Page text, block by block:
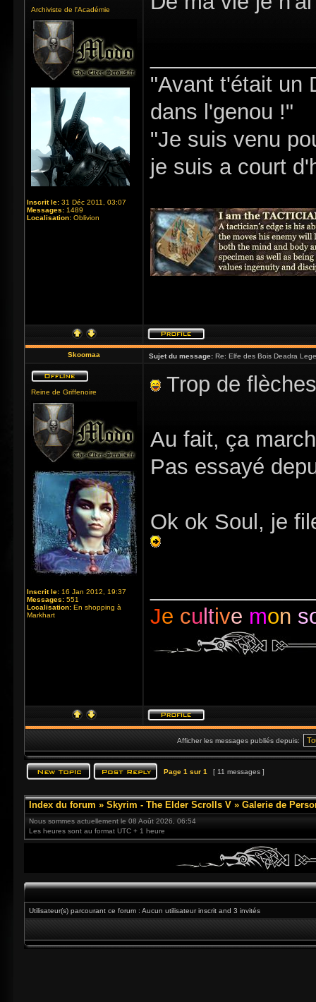
Archiviste de l'Académie
Inscrit le: 31 Déc 2011, 03:07
Messages: 1489
Localisation: Oblivion
"Avant t'était un
dans l'genou !"
"Je suis venu
je suis a court
Skoomaa Sujet du message: Re: Elfe des Bois Deadra
Reine de Griffenoire
Inscrit le: 16 Jan 2012, 19:37
Messages: 551
Localisation: En shopping à
Markhart
Trop de
Au fait, ça
Pas essayé
Ok ok Soul, je
Je cu ltive mon
Afficher les messages publiés depuis:
Page 1 sur 1 [ 11 messages ]
Index du forum » Skyrim - The Elder Scrolls V » Galerie de
Nous sommes actuellement le 08 Août 2026, 06:54
Les heures sont au format UTC + 1 heure
Utilisateur(s) parcourant ce forum : Aucun utilisateur inscrit and 3 invités